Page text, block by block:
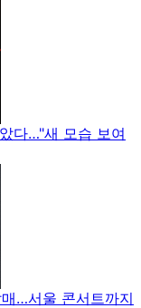
다…"새 모습 보여
…서울 콘서트까지